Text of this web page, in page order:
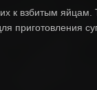
к взбитым яйцам.
приготовления